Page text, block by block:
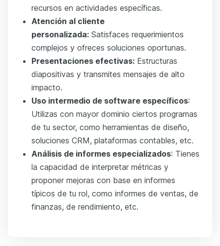
recursos en actividades específicas.
Atención al cliente
personalizada: Satisfaces requerimientos
complejos y ofreces soluciones oportunas.
Presentaciones efectivas: Estructuras
diapositivas y transmites mensajes de alto
impacto.
Uso intermedio de software específicos:
Utilizas con mayor dominio ciertos programas
de tu sector, como herramientas de diseño,
soluciones CRM, plataformas contables, etc.
Análisis de informes especializados: Tienes
la capacidad de interpretar métricas y
proponer mejoras con base en informes
típicos de tu rol, como informes de ventas, de
finanzas, de rendimiento, etc.